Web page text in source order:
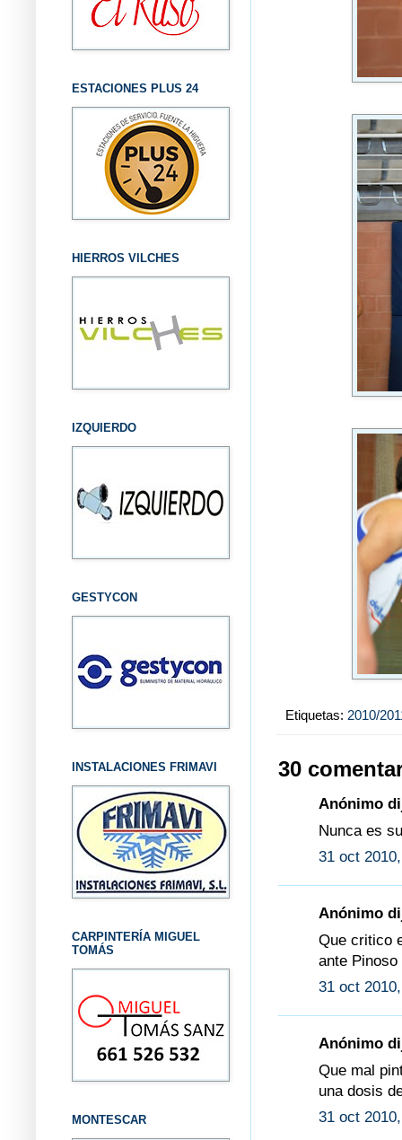
Etiquetas: 2010/
30
Anónimo
Nunca es
31 oct
Anónimo
Que critico
ante
31 oct
Anónimo
Que mal
una dosis
31 oct
ESTACIONES PLUS 24
HIERROS VILCHES
IZQUIERDO
GESTYCON
INSTALACIONES FRIMAVI
CARPINTERÍA MIGUEL
TOMÁS
MONTESCAR